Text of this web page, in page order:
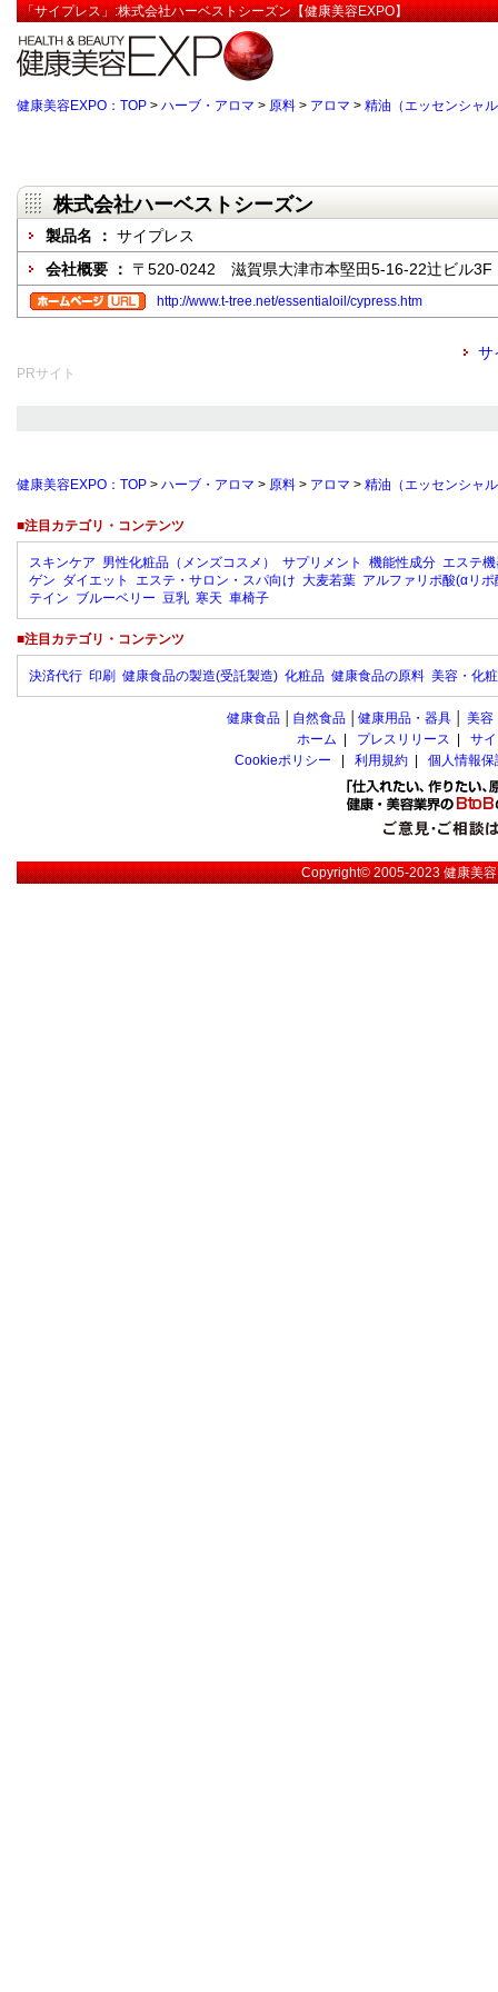
「サイプレス」:株式会社ハーベストシーズン【健康美容EXPO】
健康美容EXPO：TOP > ハーブ・アロマ > 原料 > アロマ > 精油（エッセンシャ
株式会社ハーベストシーズン
製品名 ： サイプレス
会社概要 ： 〒520-0242 滋賀県大津市本堅田5-16-22辻ビル3F
http://www.t-tree.net/essentialoil/cypress.htm
サ
PRサイト
健康美容EXPO：TOP > ハーブ・アロマ > 原料 > アロマ > 精油（エッセンシャ
■注目カテゴリ・コンテンツ
スキンケア 男性化粧品（メンズコスメ） サプリメント 機能性成分 エステ
ゲン ダイエット エステ・サロン・スパ向け 大麦若葉 アルファリポ酸(αリポ
テイン ブルーベリー 豆乳 寒天 車椅子
■注目カテゴリ・コンテンツ
決済代行 印刷 健康食品の製造(受託製造) 化粧品 健康食品の原料 美容・化
健康食品 自然食品 健康用品・器具 美容
ホーム
プレスリリース
サ
Cookieポリシー
利用規約 個人情報
Copyright© 2005-2023健康美